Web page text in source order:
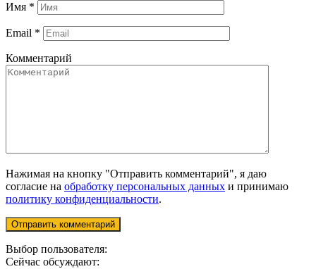
Имя *
Email *
Комментарий
Нажимая на кнопку "Отправить комментарий", я даю
согласие на обработку персональных данных и принимаю
политику конфиденциальности.
Выбор пользователя:
Сейчас обсуждают: